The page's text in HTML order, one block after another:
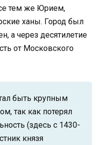
тем же Юрием,
ханы. Город был
а через десятилетие
от Московского
быть крупным
так как потерял
(здесь с 1430-
князя